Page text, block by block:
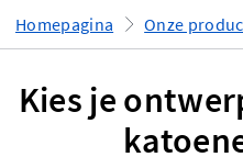
Homepagina Onze
Kies je